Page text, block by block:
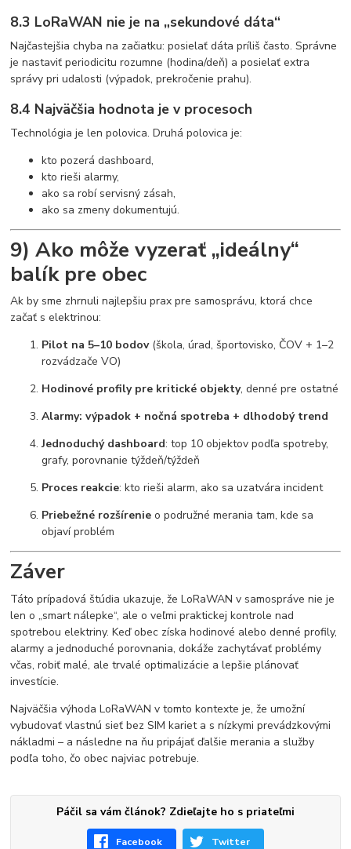
8.3 LoRaWAN nie je na „sekundové dáta“
Najčastejšia chyba na začiatku: posielať dáta príliš často. Správne
je nastaviť periodicitu rozumne (hodina/deň) a posielať extra
správy pri udalosti (výpadok, prekročenie prahu).
8.4 Najväčšia hodnota je v procesoch
Technológia je len polovica. Druhá polovica je:
kto pozerá dashboard,
kto rieši alarmy,
ako sa robí servisný zásah,
ako sa zmeny dokumentujú.
9) Ako môže vyzerať „ideálny“
balík pre obec
Ak by sme zhrnuli najlepšiu prax pre samosprávu, ktorá chce
začať s elektrinou:
Pilot na 5–10 bodov(škola, úrad, športovisko, ČOV + 1–2
rozvádzače VO)
Hodinové profily pre kritické objekty, denné pre ostatné
Alarmy: výpadok + nočná spotreba + dlhodobý trend
Jednoduchý dashboard: top 10 objektov podľa spotreby,
grafy, porovnanie týždeň/týždeň
Proces reakcie: kto rieši alarm, ako sa uzatvára incident
Priebežné rozšírenie o podružné merania tam, kde sa
objaví problém
Záver
Táto prípadová štúdia ukazuje, že LoRaWAN v samospráve nie je
len o „smart nálepke“, ale o veľmi praktickej kontrole nad
spotrebou elektriny. Keď obec získa hodinové alebo denné profily,
alarmy a jednoduché porovnania, dokáže zachytávať problémy
včas, robiť malé, ale trvalé optimalizácie a lepšie plánovať
investície.
Najväčšia výhoda LoRaWAN v tomto kontexte je, že umožní
vybudovať vlastnú sieť bez SIM kariet a s nízkymi prevádzkovými
nákladmi – a následne na ňu pripájať ďalšie merania a služby
podľa toho, čo obec najviac potrebuje.
Páčil sa vám článok? Zdieľajte ho s priateľmi
Facebook Twitter